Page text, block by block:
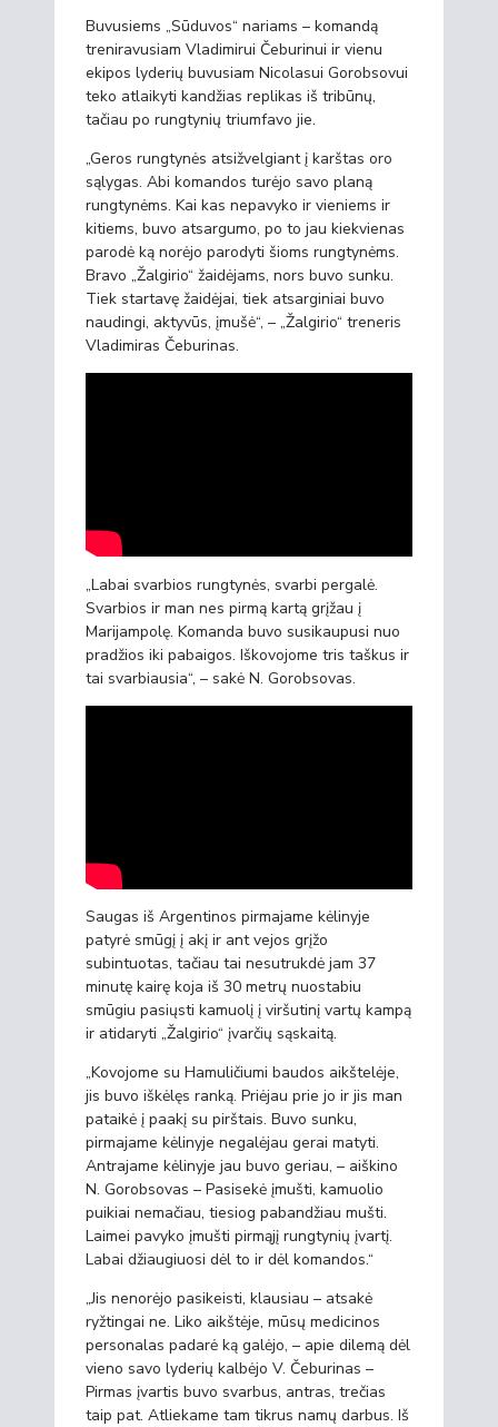
Buvusiems „Sūduvos“ nariams – komandą
treniravusiam Vladimirui Čeburinui ir vienu
ekipos lyderių buvusiam Nicolasui Gorobsovui
teko atlaikyti kandžias replikas iš tribūnų,
tačiau po rungtynių triumfavo jie.
„Geros rungtynės atsižvelgiant į karštas oro
sąlygas. Abi komandos turėjo savo planą
rungtynėms. Kai kas nepavyko ir vieniems ir
kitiems, buvo atsargumo, po to jau kiekvienas
parodė ką norėjo parodyti šioms rungtynėms.
Bravo „Žalgirio“ žaidėjams, nors buvo sunku.
Tiek startavę žaidėjai, tiek atsarginiai buvo
naudingi, aktyvūs, įmušė“, – „Žalgirio“ treneris
Vladimiras Čeburinas.
„Labai svarbios rungtynės, svarbi pergalė.
Svarbios ir man nes pirmą kartą grįžau į
Marijampolę. Komanda buvo susikaupusi nuo
pradžios iki pabaigos. Iškovojome tris taškus ir
tai svarbiausia“, – sakė N. Gorobsovas.
Saugas iš Argentinos pirmajame kėlinyje
patyrė smūgį į akį ir ant vejos grįžo
subintuotas, tačiau tai nesutrukdė jam 37
minutę kairę koja iš 30 metrų nuostabiu
smūgiu pasiųsti kamuolį į viršutinį vartų kampą
ir atidaryti „Žalgirio“ įvarčių sąskaitą.
„Kovojome su Hamuličiumi baudos aikštelėje,
jis buvo iškėlęs ranką. Priėjau prie jo ir jis man
pataikė į paakį su pirštais. Buvo sunku,
pirmajame kėlinyje negalėjau gerai matyti.
Antrajame kėlinyje jau buvo geriau, – aiškino
N. Gorobsovas – Pasisekė įmušti, kamuolio
puikiai nemačiau, tiesiog pabandžiau mušti.
Laimei pavyko įmušti pirmąjį rungtynių įvartį.
Labai džiaugiuosi dėl to ir dėl komandos.“
„Jis nenorėjo pasikeisti, klausiau – atsakė
ryžtingai ne. Liko aikštėje, mūsų medicinos
personalas padarė ką galėjo, – apie dilemą dėl
vieno savo lyderių kalbėjo V. Čeburinas –
Pirmas įvartis buvo svarbus, antras, trečias
taip pat. Atliekame tam tikrus namų darbus. Iš